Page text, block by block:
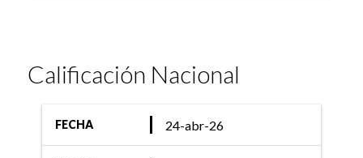
Calificación Nacional
FECHA 24-abr-26